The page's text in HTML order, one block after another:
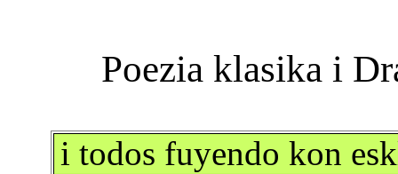
i todos fuyendo kon